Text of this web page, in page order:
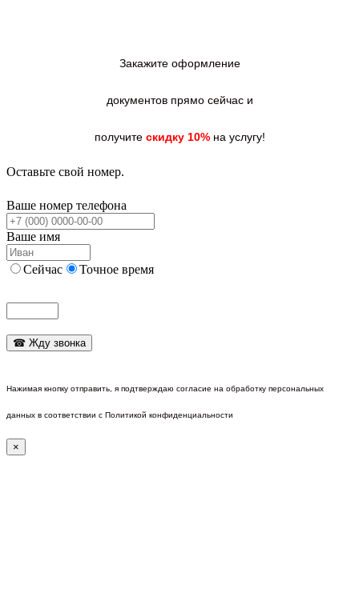
Закажите оформление
документов прямо сейчас и
получите скидку 10%на услугу!
Оставьте свой номер.
Ваше номер телефона
Ваше имя
Сейчас Точное время
Нажимая кнопку отправить, я подтверждаю согласие на обработку персональных
данных в соответствии с Политикой конфиденциальности
×